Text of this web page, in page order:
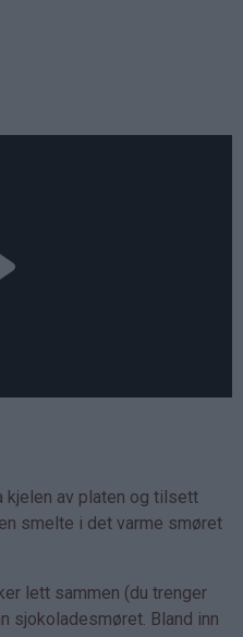
kjelen av platen og tilsett
smelte i det varme smøret
lett sammen (du trenger
sjokoladesmøret. Bland inn